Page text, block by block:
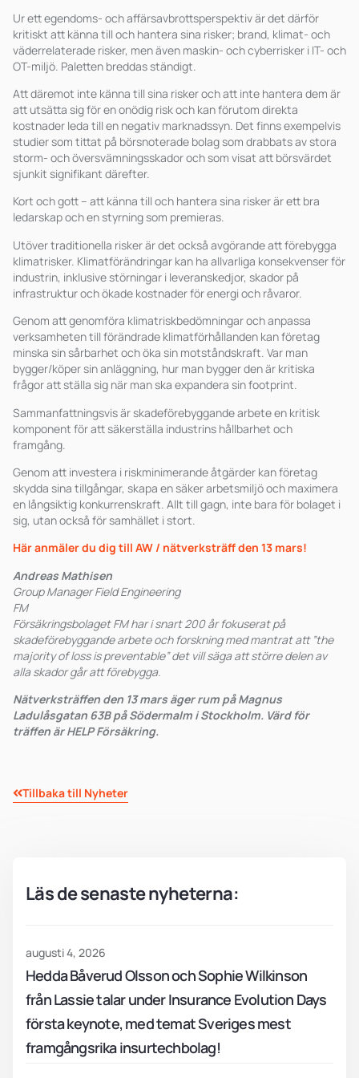
Ur ett egendoms- och affärsavbrottsperspektiv är det därför
kritiskt att känna till och hantera sina risker; brand, klimat- och
väderrelaterade risker, men även maskin- och cyberrisker i IT- och
OT-miljö. Paletten breddas ständigt.
Att däremot inte känna till sina risker och att inte hantera dem är
att utsätta sig för en onödig risk och kan förutom direkta
kostnader leda till en negativ marknadssyn. Det finns exempelvis
studier som tittat på börsnoterade bolag som drabbats av stora
storm- och översvämningsskador och som visat att börsvärdet
sjunkit signifikant därefter.
Kort och gott – att känna till och hantera sina risker är ett bra
ledarskap och en styrning som premieras.
Utöver traditionella risker är det också avgörande att förebygga
klimatrisker. Klimatförändringar kan ha allvarliga konsekvenser för
industrin, inklusive störningar i leveranskedjor, skador på
infrastruktur och ökade kostnader för energi och råvaror.
Genom att genomföra klimatriskbedömningar och anpassa
verksamheten till förändrade klimatförhållanden kan företag
minska sin sårbarhet och öka sin motståndskraft. Var man
bygger/köper sin anläggning, hur man bygger den är kritiska
frågor att ställa sig när man ska expandera sin footprint.
Sammanfattningsvis är skadeförebyggande arbete en kritisk
komponent för att säkerställa industrins hållbarhet och
framgång.
Genom att investera i riskminimerande åtgärder kan företag
skydda sina tillgångar, skapa en säker arbetsmiljö och maximera
en långsiktig konkurrenskraft. Allt till gagn, inte bara för bolaget i
sig, utan också för samhället i stort.
Här anmäler du dig till AW / nätverksträff den 13 mars!
Andreas Mathisen
Group Manager Field Engineering
FM
Försäkringsbolaget FM har i snart 200 år fokuserat på
skadeförebyggande arbete och forskning med mantrat att ”the
majority of loss is preventable” det vill säga att större delen av
alla skador går att förebygga.
Nätverksträffen den 13 mars äger rum på Magnus
Ladulåsgatan 63B på Södermalm i Stockholm. Värd för
träffen är HELP Försäkring.
Tillbaka till Nyheter
Läs de senaste nyheterna:
Hedda Båverud Olsson och Sophie Wilkinson
från Lassie talar under Insurance Evolution Days
första keynote, med temat Sveriges mest
framgångsrika insurtechbolag!
augusti 4, 2026